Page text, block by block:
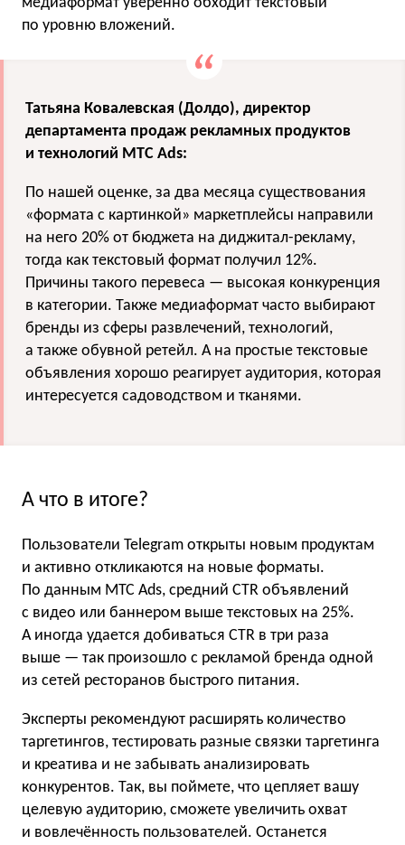
по уровню вложений.
Татьяна Ковалевская (Долдо), директор
департамента продаж рекламных продуктов
и технологий МТС Ads:
По нашей оценке, за два месяца существования
«формата с картинкой» маркетплейсы направили
на него 20% от бюджета на диджитал-рекламу,
тогда как текстовый формат получил 12%.
Причины такого перевеса — высокая конкуренция
в категории. Также медиаформат часто выбирают
бренды из сферы развлечений, технологий,
а также обувной ретейл. А на простые текстовые
объявления хорошо реагирует аудитория, которая
интересуется садоводством и тканями.
А что в итоге?
Пользователи Telegram открыты новым продуктам
и активно откликаются на новые форматы.
По данным МТС Ads, средний CTR объявлений
с видео или баннером выше текстовых на 25%.
А иногда удается добиваться CTR в три раза
выше — так произошло с рекламой бренда одной
из сетей ресторанов быстрого питания.
Эксперты рекомендуют расширять количество
таргетингов, тестировать разные связки таргетинга
и креатива и не забывать анализировать
конкурентов. Так, вы поймете, что цепляет вашу
целевую аудиторию, сможете увеличить охват
и вовлечённость пользователей. Останется